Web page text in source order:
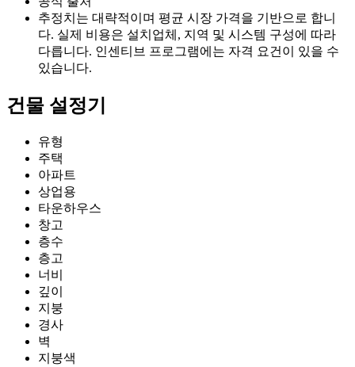
추정치는 대략적이며 평균 시장 가격을 기반으로 합니
다. 실제 비용은 설치업체, 지역 및 시스템 구성에 따라
다릅니다. 인센티브 프로그램에는 자격 요건이 있을 수
있습니다.
건물 설정기
유형
주택
아파트
상업용
타운하우스
창고
층수
층고
너비
깊이
지붕
경사
벽
지붕색